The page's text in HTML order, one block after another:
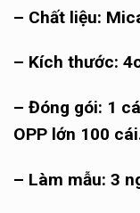
– Chất liệu:
– Kích thước:
– Đóng gói: 1
OPP lớn 100
– Làm mẫu: 3